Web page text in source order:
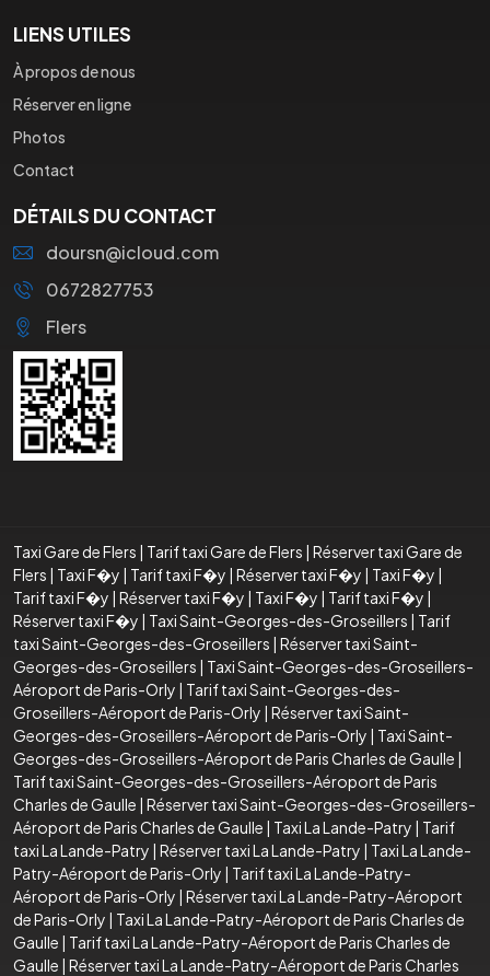
LIENS UTILES
À propos de nous
Réserver en ligne
Photos
Contact
DÉTAILS DU CONTACT
doursn@icloud.com
0672827753
Flers
Taxi Gare de Flers | Tarif taxi Gare de Flers | Réserver taxi Gare de
Flers | Taxi F�y | Tarif taxi F�y | Réserver taxi F�y | Taxi F�y |
Tarif taxi F�y | Réserver taxi F�y | Taxi F�y | Tarif taxi F�y |
Réserver taxi F�y | Taxi Saint-Georges-des-Groseillers | Tarif
taxi Saint-Georges-des-Groseillers | Réserver taxi Saint-
Georges-des-Groseillers | Taxi Saint-Georges-des-Groseillers-
Aéroport de Paris-Orly | Tarif taxi Saint-Georges-des-
Groseillers-Aéroport de Paris-Orly | Réserver taxi Saint-
Georges-des-Groseillers-Aéroport de Paris-Orly | Taxi Saint-
Georges-des-Groseillers-Aéroport de Paris Charles de Gaulle |
Tarif taxi Saint-Georges-des-Groseillers-Aéroport de Paris
Charles de Gaulle | Réserver taxi Saint-Georges-des-Groseillers-
Aéroport de Paris Charles de Gaulle | Taxi La Lande-Patry | Tarif
taxi La Lande-Patry | Réserver taxi La Lande-Patry | Taxi La Lande-
Patry-Aéroport de Paris-Orly | Tarif taxi La Lande-Patry-
Aéroport de Paris-Orly | Réserver taxi La Lande-Patry-Aéroport
de Paris-Orly | Taxi La Lande-Patry-Aéroport de Paris Charles de
Gaulle | Tarif taxi La Lande-Patry-Aéroport de Paris Charles de
Gaulle | Réserver taxi La Lande-Patry-Aéroport de Paris Charles